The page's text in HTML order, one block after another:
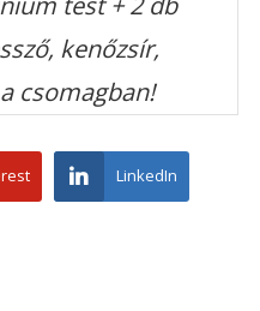
kenőzsír,
csomagban!
LinkedIn